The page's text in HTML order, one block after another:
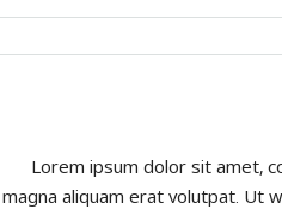
Lorem ipsum dolor sit amet,
magna aliquam erat volutpat. Ut